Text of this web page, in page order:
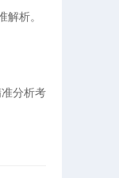
析。
分析考